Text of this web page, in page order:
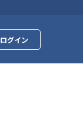
ログイン